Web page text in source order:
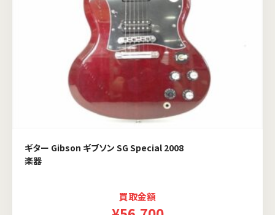
ギター Gibson ギブソン SG Special 2008
楽器
買取金額